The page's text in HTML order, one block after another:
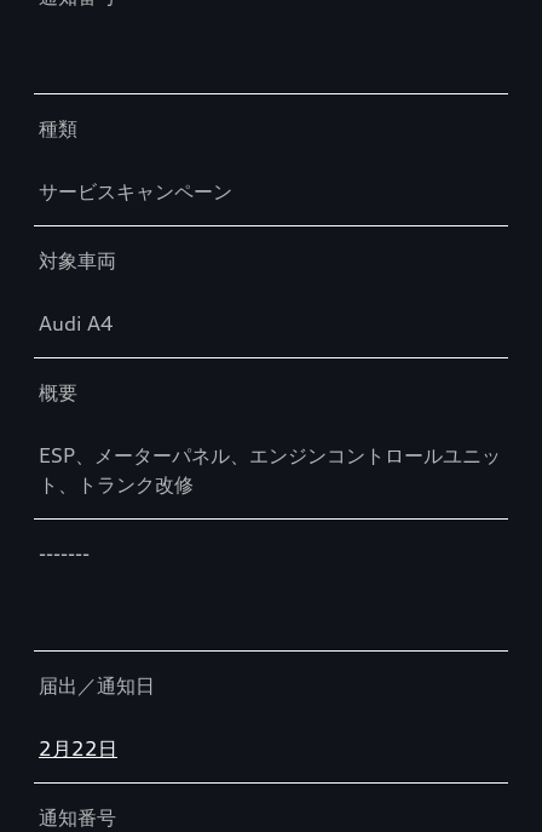
種類
サービスキャンペーン
対象車両
Audi A4
概要
ESP、メーターパネル、エンジンコントロールユニッ
ト、トランク改修
-------
届出／通知日
2月22日
通知番号